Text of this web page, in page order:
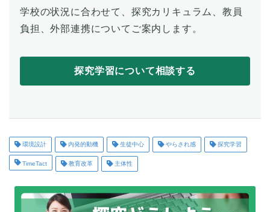
学校の状況に合わせて、探究カリキュラム、教員
負担、外部連携についてご案内します。
探究学習について相談する
環境設計 内発的動機 生徒中心 やらされ感 探究学習
TimeTact 教育改革 主体性